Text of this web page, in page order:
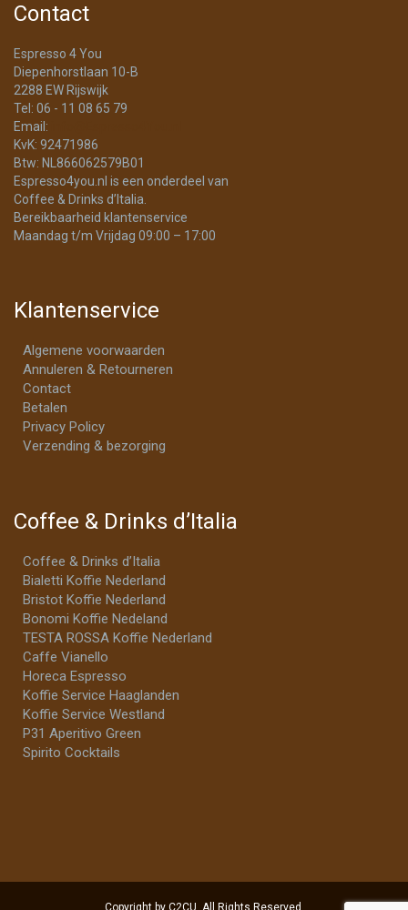
Contact
Espresso 4 You
Diepenhorstlaan 10-B
2288 EW Rijswijk
Tel: 06 - 11 08 65 79
Email:
KvK: 92471986
Btw: NL866062579B01
Espresso4you.nl is een onderdeel van
Coffee & Drinks d’Italia.
Bereikbaarheid klantenservice
Maandag t/m Vrijdag 09:00 – 17:00
Klantenservice
Algemene voorwaarden
Annuleren & Retourneren
Contact
Betalen
Privacy Policy
Verzending & bezorging
Coffee & Drinks d’Italia
Coffee & Drinks d’Italia
Bialetti Koffie Nederland
Bristot Koffie Nederland
Bonomi Koffie Nedeland
TESTA ROSSA Koffie Nederland
Caffe Vianello
Horeca Espresso
Koffie Service Haaglanden
Koffie Service Westland
P31 Aperitivo Green
Spirito Cocktails